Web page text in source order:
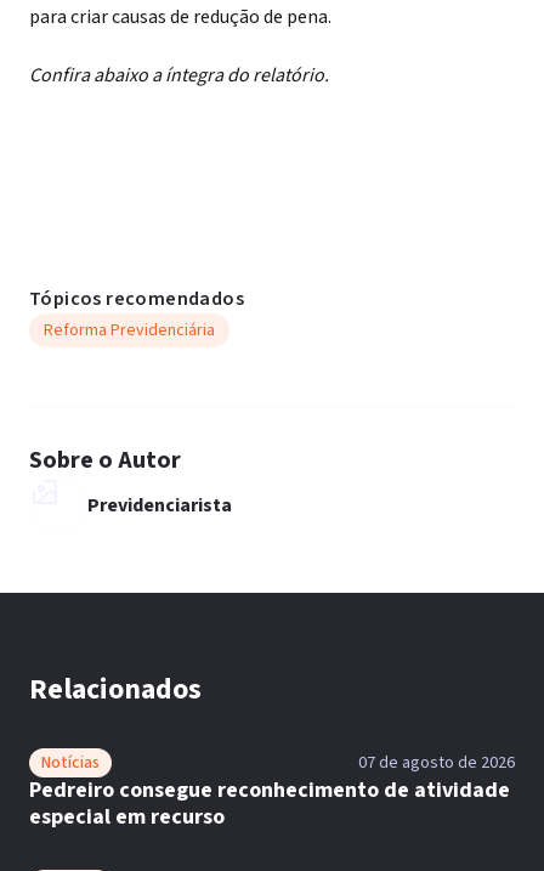
para criar causas de redução de pena.
Confira abaixo a íntegra do relatório.
Tópicos recomendados
Reforma Previdenciária
Sobre o Autor
Previdenciarista
Relacionados
Notícias 07 de agosto de 2026
Pedreiro consegue reconhecimento de atividade
especial em recurso